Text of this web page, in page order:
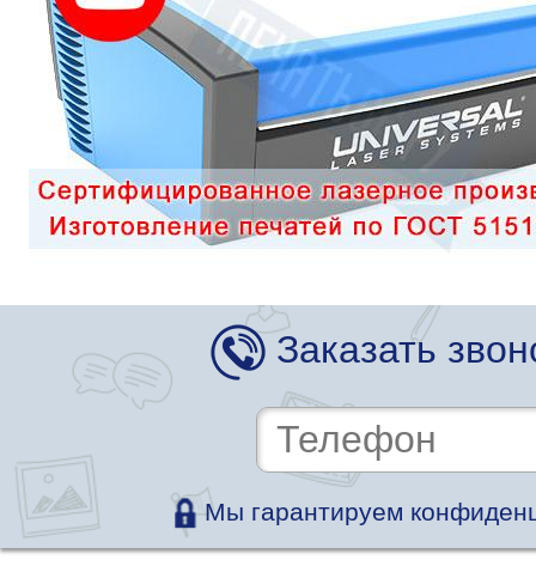
Заказать
Мы гарантируем